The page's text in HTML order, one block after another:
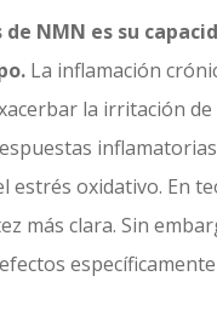
NMN es su
La inflamación
la irritación
estrés oxidativo. En
más clara. Sin